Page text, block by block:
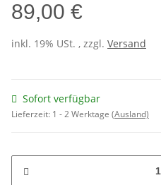
89,00 €
inkl. 19% USt. , zzgl. Versand
Sofort verfügbar
Lieferzeit: 1 - 2 Werktage (Ausland)